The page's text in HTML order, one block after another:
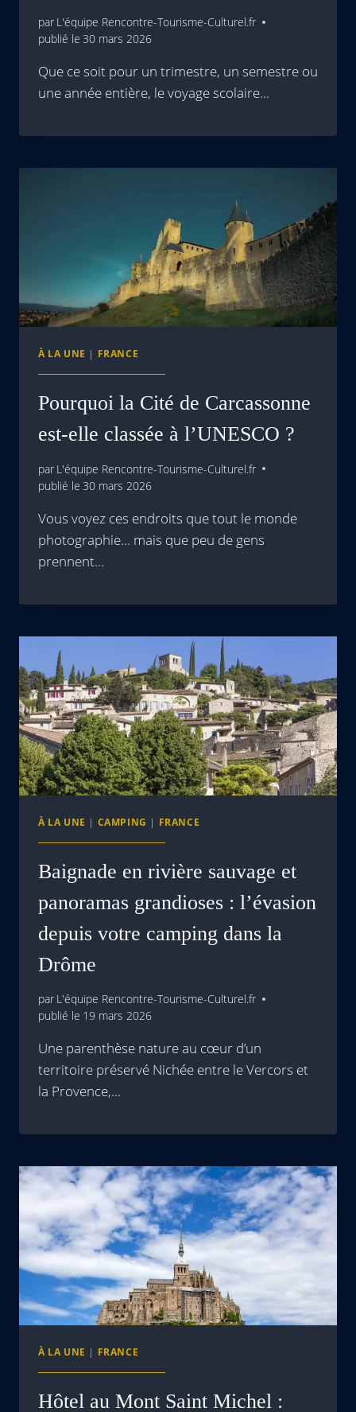
par L'équipe Rencontre-Tourisme-Culturel.fr
publié le 30 mars 2026
Que ce soit pour un trimestre, un semestre ou
une année entière, le voyage scolaire…
À LA UNE | FRANCE
Pourquoi la Cité de Carcassonne
est-elle classée à l’UNESCO ?
par L'équipe Rencontre-Tourisme-Culturel.fr
publié le 30 mars 2026
Vous voyez ces endroits que tout le monde
photographie… mais que peu de gens
prennent…
À LA UNE | CAMPING | FRANCE
Baignade en rivière sauvage et
panoramas grandioses : l’évasion
depuis votre camping dans la
Drôme
par L'équipe Rencontre-Tourisme-Culturel.fr
publié le 19 mars 2026
Une parenthèse nature au cœur d’un
territoire préservé Nichée entre le Vercors et
la Provence,…
À LA UNE | FRANCE
Hôtel au Mont Saint Michel :